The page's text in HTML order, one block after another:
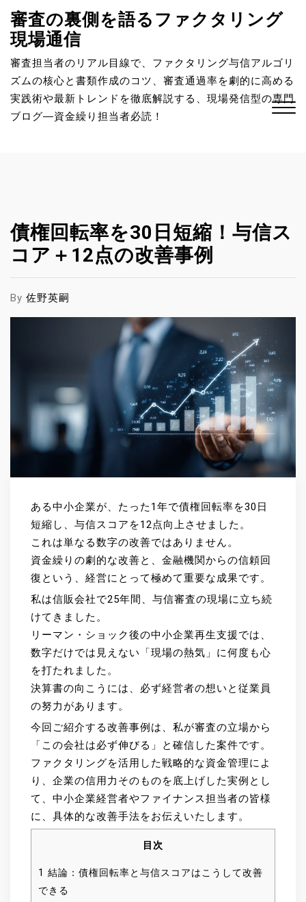
審査の裏側を語るファクタリング
現場通信
審査担当者のリアル目線で、ファクタリング与信アルゴリ
ズムの核心と書類作成のコツ、審査通過率を劇的に高める
実践術や最新トレンドを徹底解説する、現場発信型の専門
ブログ―資金繰り担当者必読！
債権回転率を30日短縮！与信ス
コア＋12点の改善事例
By 佐野英嗣
ある中小企業が、たった1年で債権回転率を30日
短縮し、与信スコアを12点向上させました。
これは単なる数字の改善ではありません。
資金繰りの劇的な改善と、金融機関からの信頼回
復という、経営にとって極めて重要な成果です。
私は信販会社で25年間、与信審査の現場に立ち続
けてきました。
リーマン・ショック後の中小企業再生支援では、
数字だけでは見えない「現場の熱気」に何度も心
を打たれました。
決算書の向こうには、必ず経営者の想いと従業員
の努力があります。
今回ご紹介する改善事例は、私が審査の立場から
「この会社は必ず伸びる」と確信した案件です。
ファクタリングを活用した戦略的な資金管理によ
り、企業の信用力そのものを底上げした実例とし
て、中小企業経営者やファイナンス担当者の皆様
に、具体的な改善手法をお伝えいたします。
目次
1 結論：債権回転率と与信スコアはこうして改善
できる